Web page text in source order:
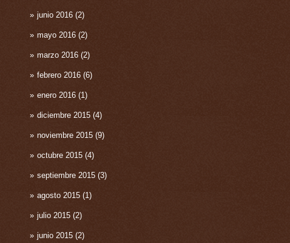
junio 2016 (2)
mayo 2016 (2)
marzo 2016 (2)
febrero 2016 (6)
enero 2016 (1)
diciembre 2015 (4)
noviembre 2015 (9)
octubre 2015 (4)
septiembre 2015 (3)
agosto 2015 (1)
julio 2015 (2)
junio 2015 (2)